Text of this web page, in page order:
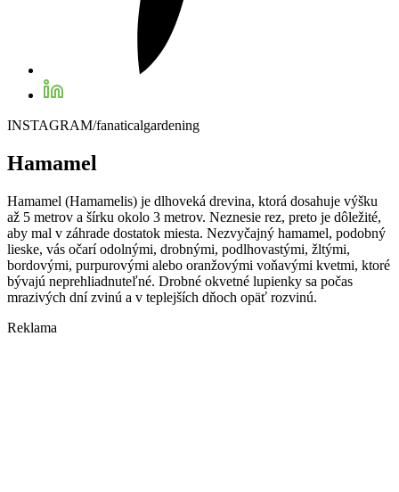
INSTAGRAM/fanaticalgardening
Hamamel
Hamamel (Hamamelis) je dlhoveká drevina, ktorá dosahuje výšku
až 5 metrov a šírku okolo 3 metrov. Neznesie rez, preto je dôležité,
aby mal v záhrade dostatok miesta. Nezvyčajný hamamel, podobný
lieske, vás očarí odolnými, drobnými, podlhovastými, žltými,
bordovými, purpurovými alebo oranžovými voňavými kvetmi, ktoré
bývajú neprehliadnuteľné. Drobné okvetné lupienky sa počas
mrazivých dní zvinú a v teplejších dňoch opäť rozvinú.
Reklama